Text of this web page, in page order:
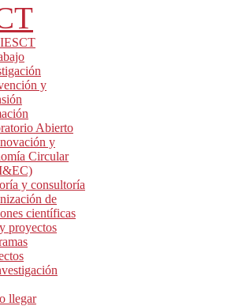
y
Abierto
y
Circular
y consultoría
de
científicas
proyectos
llegar